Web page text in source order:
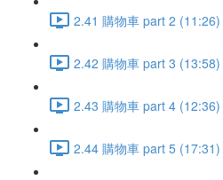
2.41 購物車 part 2 (11:26)
2.42 購物車 part 3 (13:58)
2.43 購物車 part 4 (12:36)
2.44 購物車 part 5 (17:31)